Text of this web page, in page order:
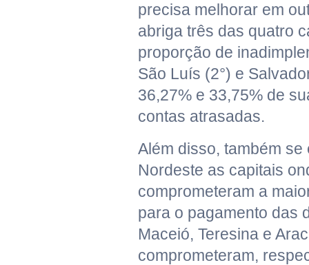
precisa melhorar em
abriga três das quatro
proporção de
São Luís (2°) e
36,27% e 33,75% de
contas atrasadas.
Além disso, também se
Nordeste as capitais
comprometeram a
para o pagamento das
Maceió, Teresina e
comprometeram,